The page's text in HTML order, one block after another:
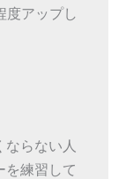
度アップし
らない人
を練習して